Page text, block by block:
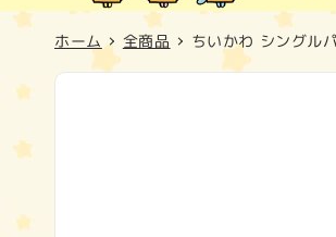
ホーム 全商品 ちいかわ シングル